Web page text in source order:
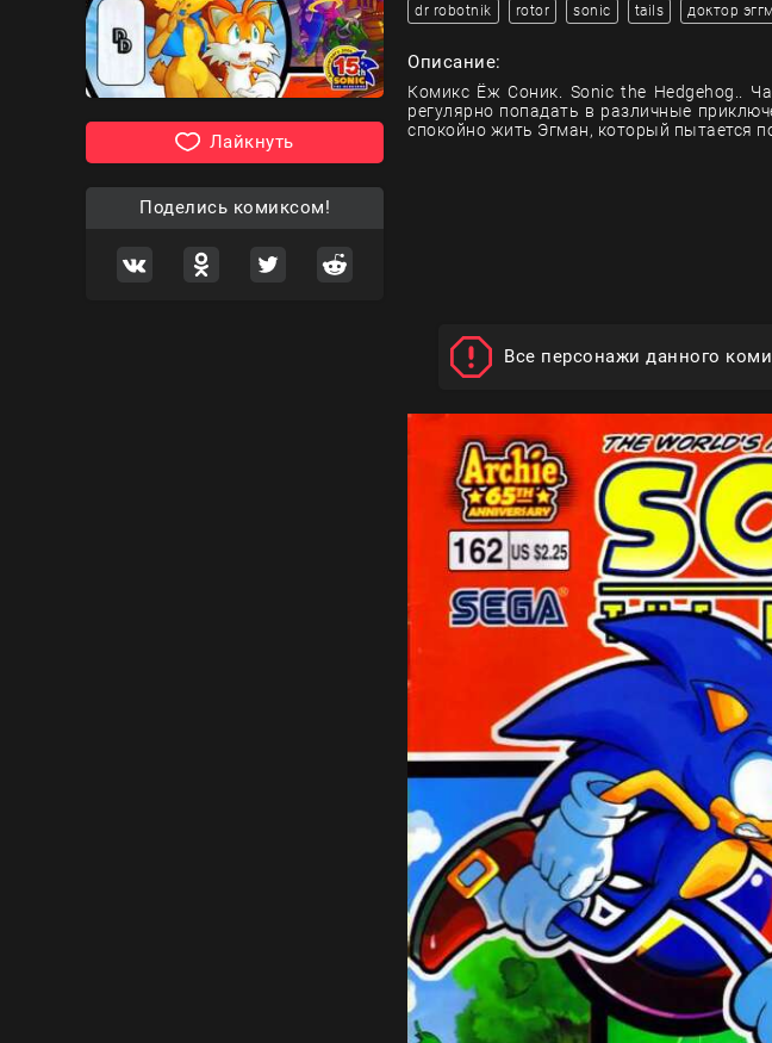
Лайкнуть
Поделись комиксом!
dr robotnik rotor sonic tails доктор
Описание:
Комикс Ёж Соник. Sonic the Hedgehog..
регулярно попадать в различные
спокойно жить Эгман, который пытается
Все персонажи данного